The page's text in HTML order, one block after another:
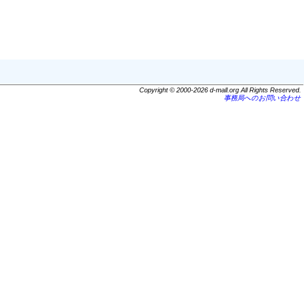
Copyright © 2000-2026 d-mall.org All Rights Reserved.
事務局へのお問い合わせ